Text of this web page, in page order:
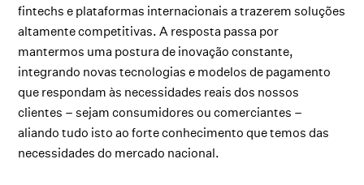
fintechs e plataformas internacionais a trazerem soluções
altamente competitivas. A resposta passa por
mantermos uma postura de inovação constante,
integrando novas tecnologias e modelos de pagamento
que respondam às necessidades reais dos nossos
clientes – sejam consumidores ou comerciantes –
aliando tudo isto ao forte conhecimento que temos das
necessidades do mercado nacional.